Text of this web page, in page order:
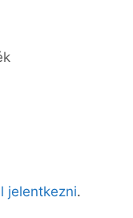
jelentkezni.